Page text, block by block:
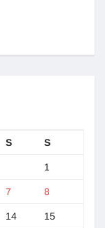
S S
1
7 8
14 15